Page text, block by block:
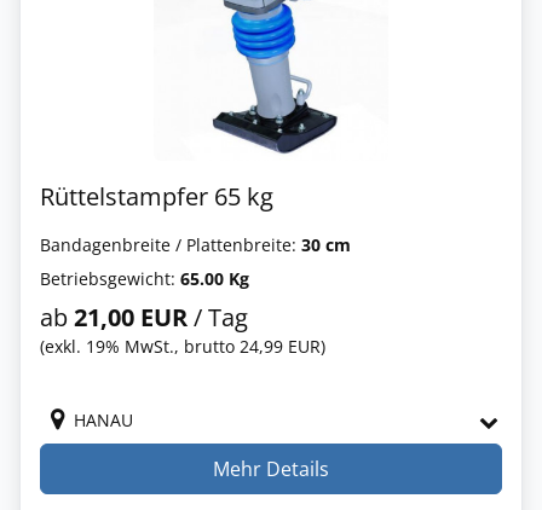
Rüttelstampfer 65 kg
Bandagenbreite / Plattenbreite: 30 cm
Betriebsgewicht: 65.00 Kg
ab21,00 EUR/ Tag
(exkl. 19% MwSt., brutto 24,99 EUR)
HANAU
Mehr Details